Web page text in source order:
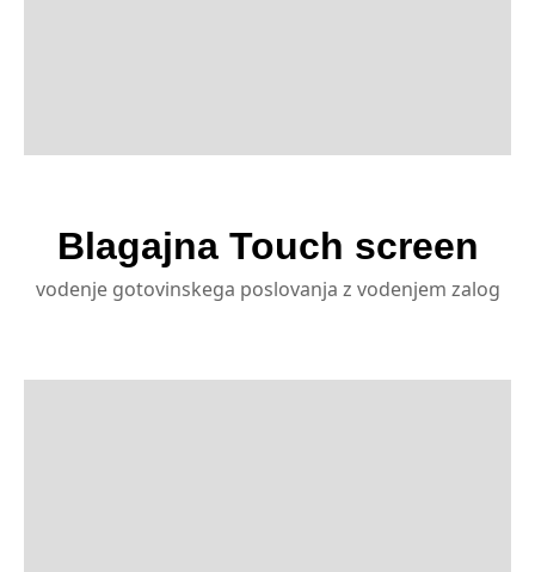
Blagajna Touch screen
vodenje gotovinskega poslovanja z vodenjem zalog